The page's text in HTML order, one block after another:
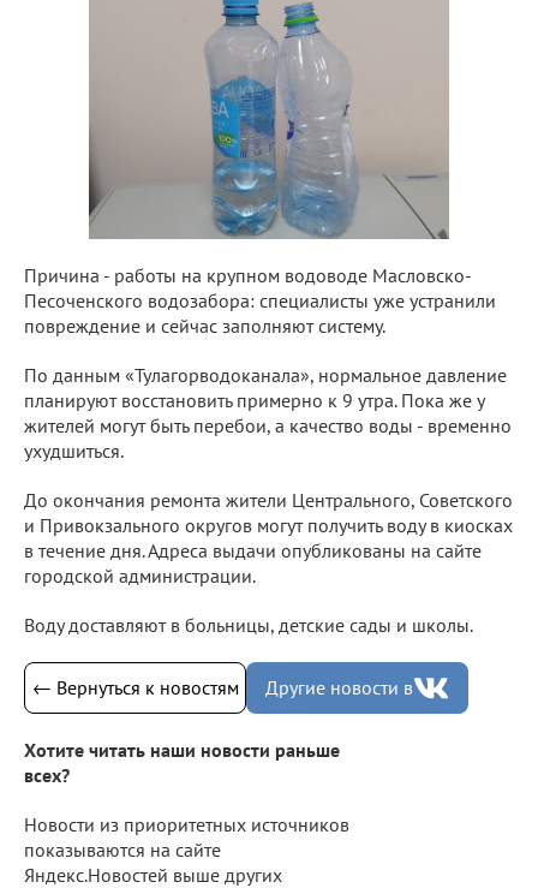
Причина - работы на крупном водоводе Масловско-
Песоченского водозабора: специалисты уже устранили
повреждение и сейчас заполняют систему.
По данным «Тулагорводоканала», нормальное давление
планируют восстановить примерно к 9 утра. Пока же у
жителей могут быть перебои, а качество воды - временно
ухудшиться.
До окончания ремонта жители Центрального, Советского
и Привокзального округов могут получить воду в киосках
в течение дня. Адреса выдачи опубликованы на сайте
городской администрации.
Воду доставляют в больницы, детские сады и школы.
← Вернуться к новостям Другие новости в
Хотите читать наши новости раньше
всех?
Новости из приоритетных источников
показываются на сайте
Яндекс.Новостей выше других